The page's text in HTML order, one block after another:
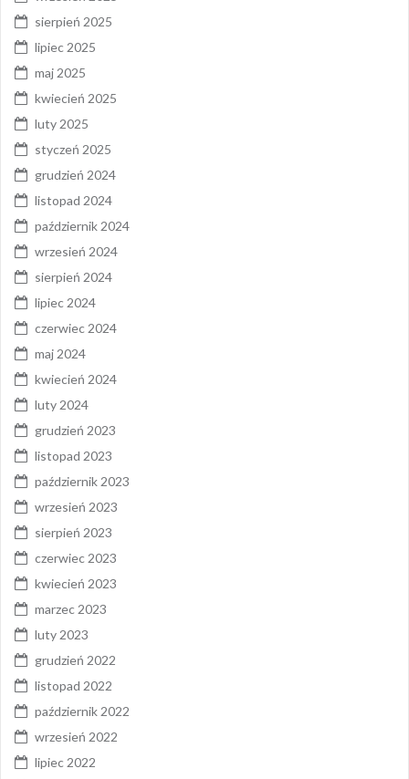
sierpień 2025
lipiec 2025
maj 2025
kwiecień 2025
luty 2025
styczeń 2025
grudzień 2024
listopad 2024
październik 2024
wrzesień 2024
sierpień 2024
lipiec 2024
czerwiec 2024
maj 2024
kwiecień 2024
luty 2024
grudzień 2023
listopad 2023
październik 2023
wrzesień 2023
sierpień 2023
czerwiec 2023
kwiecień 2023
marzec 2023
luty 2023
grudzień 2022
listopad 2022
październik 2022
wrzesień 2022
lipiec 2022